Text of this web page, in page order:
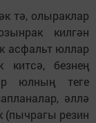
тә, олыраклар
килгән
асфальт юллар
китсә, безнең
юлның теге
әллә
(пычрагы резин